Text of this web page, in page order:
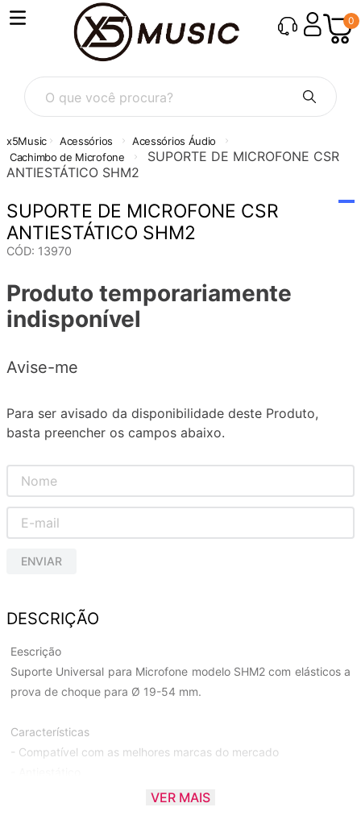
0
O que você procura?
Acessórios
Acessórios Áudio
Cachimbo de Microfone
SUPORTE DE MICROFONE CSR
ANTIESTÁTICO SHM2
SUPORTE DE MICROFONE CSR
ANTIESTÁTICO SHM2
CÓD: 13970
Produto temporariamente
indisponível
Avise-me
Para ser avisado da disponibilidade deste Produto,
basta preencher os campos abaixo.
ENVIAR
DESCRIÇÃO
Eescrição
Suporte Universal para Microfone modelo SHM2 com elásticos a
prova de choque para Ø 19-54 mm.
Características
- Compatível com as melhores marcas do mercado
VER MAIS